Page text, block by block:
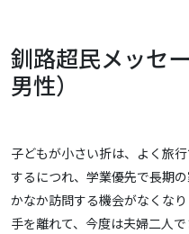
釧路超民メッセ
男性）
子どもが小さい折は、よく旅
するにつれ、学業優先で長期
かなか訪問する機会がなくな
手を離れて、今度は夫婦二人